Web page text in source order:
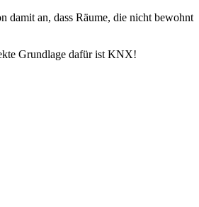
damit an, dass Räume, die nicht bewohnt
Grundlage dafür ist KNX!